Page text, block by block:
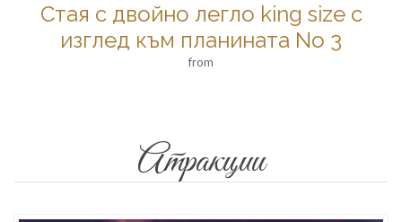
Стая с двойно легло king size с
изглед към планината No 3
from
Атракции